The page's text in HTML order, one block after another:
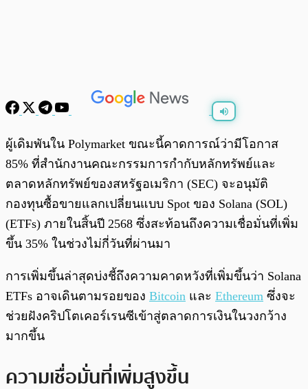
พร้อมเล่น 0:00/
ผู้เดิมพันใน Polymarket ขณะนี้คาดการณ์ว่ามีโอกาส
85% ที่สำนักงานคณะกรรมการกำกับหลักทรัพย์และ
ตลาดหลักทรัพย์ของสหรัฐอเมริกา (SEC) จะอนุมัติ
กองทุนซื้อขายแลกเปลี่ยนแบบ Spot ของ Solana (SOL)
(ETFs) ภายในสิ้นปี 2568 ซึ่งสะท้อนถึงความเชื่อมั่นที่เพิ่ม
ขึ้น 35% ในช่วงไม่กี่วันที่ผ่านมา
การเพิ่มขึ้นล่าสุดบ่งชี้ถึงความคาดหวังที่เพิ่มขึ้นว่า Solana
ETFs อาจเดินตามรอยของ Bitcoin และ Ethereum ซึ่งจะ
ช่วยฝังคริปโตเคอร์เรนซีเข้าสู่ตลาดการเงินในวงกว้าง
มากขึ้น
ความเชื่อมั่นที่เพิ่มสูงขึ้น